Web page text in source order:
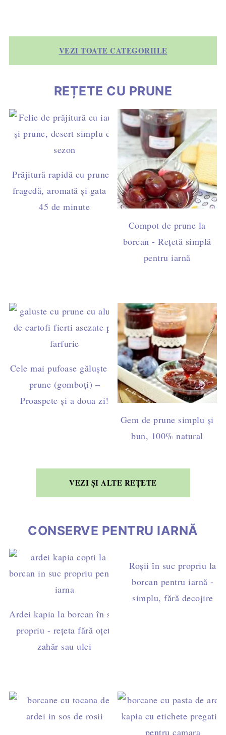
VEZI TOATE CATEGORIILE
REȚETE CU PRUNE
Prăjitură rapidă cu prune –
fragedă, aromată și gata în
45 de minute
Compot de prune la
borcan - Rețetă simplă
pentru iarnă
Cele mai pufoase găluște cu
prune (gomboți) –
Proaspete și a doua zi!
Gem de prune simplu și
bun, 100% natural
VEZI ȘI ALTE REȚETE
CONSERVE PENTRU IARNĂ
Ardei kapia la borcan în suc
propriu - rețeta fără oțet,
zahăr sau ulei
Roșii în suc propriu la
borcan pentru iarnă -
simplu, fără decojire